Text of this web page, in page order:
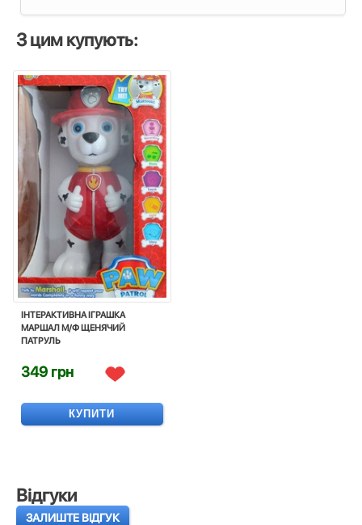
З цим купують:
ІНТЕРАКТИВНА ІГРАШКА
МАРШАЛ М/Ф ЩЕНЯЧИЙ
ПАТРУЛЬ
349 грн
КУПИТИ
Відгуки
ЗАЛИШТЕ ВІДГУК